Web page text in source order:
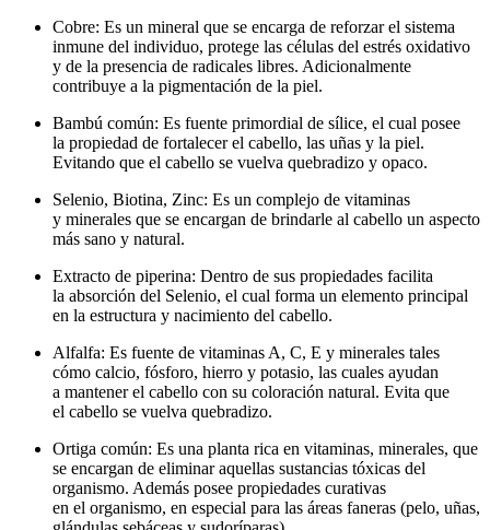
Cobre: Es un mineral que se encarga de reforzar el sistema
inmune del individuo, protege las células del estrés oxidativo
y de la presencia de radicales libres. Adicionalmente
contribuye a la pigmentación de la piel.
Bambú común: Es fuente primordial de sílice, el cual posee
la propiedad de fortalecer el cabello, las uñas y la piel.
Evitando que el cabello se vuelva quebradizo y opaco.
Selenio, Biotina, Zinc: Es un complejo de vitaminas
y minerales que se encargan de brindarle al cabello un aspecto
más sano y natural.
Extracto de piperina: Dentro de sus propiedades facilita
la absorción del Selenio, el cual forma un elemento principal
en la estructura y nacimiento del cabello.
Alfalfa: Es fuente de vitaminas A, C, E y minerales tales
cómo calcio, fósforo, hierro y potasio, las cuales ayudan
a mantener el cabello con su coloración natural. Evita que
el cabello se vuelva quebradizo.
Ortiga común: Es una planta rica en vitaminas, minerales, que
se encargan de eliminar aquellas sustancias tóxicas del
organismo. Además posee propiedades curativas
en el organismo, en especial para las áreas faneras (pelo, uñas,